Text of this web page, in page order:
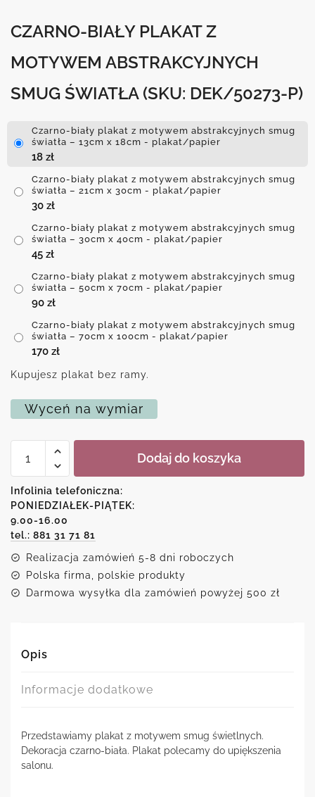
CZARNO-BIAŁY PLAKAT Z
MOTYWEM ABSTRAKCYJNYCH
SMUG ŚWIATŁA (SKU: DEK/50273-P)
Czarno-biały plakat z motywem abstrakcyjnych smug
światła – 13cm x 18cm - plakat/papier
18 zł
Czarno-biały plakat z motywem abstrakcyjnych smug
światła – 21cm x 30cm - plakat/papier
30 zł
Czarno-biały plakat z motywem abstrakcyjnych smug
światła – 30cm x 40cm - plakat/papier
45 zł
Czarno-biały plakat z motywem abstrakcyjnych smug
światła – 50cm x 70cm - plakat/papier
90 zł
Czarno-biały plakat z motywem abstrakcyjnych smug
światła – 70cm x 100cm - plakat/papier
170 zł
Kupujesz plakat bez ramy.
Wyceń na wymiar
Czarno-
z
motywem
abstrakcyjnych
smug
Dodaj do koszyka
Infolinia telefoniczna:
PONIEDZIAŁEK-PIĄTEK:
9.00-16.00
tel.: 881 31 71 81
Realizacja zamówień 5-8 dni roboczych
Polska firma, polskie produkty
Darmowa wysyłka dla zamówień powyżej 500 zł
Opis
Informacje dodatkowe
Przedstawiamy plakat z motywem smug świetlnych.
Dekoracja czarno-biała. Plakat polecamy do upiększenia
salonu.